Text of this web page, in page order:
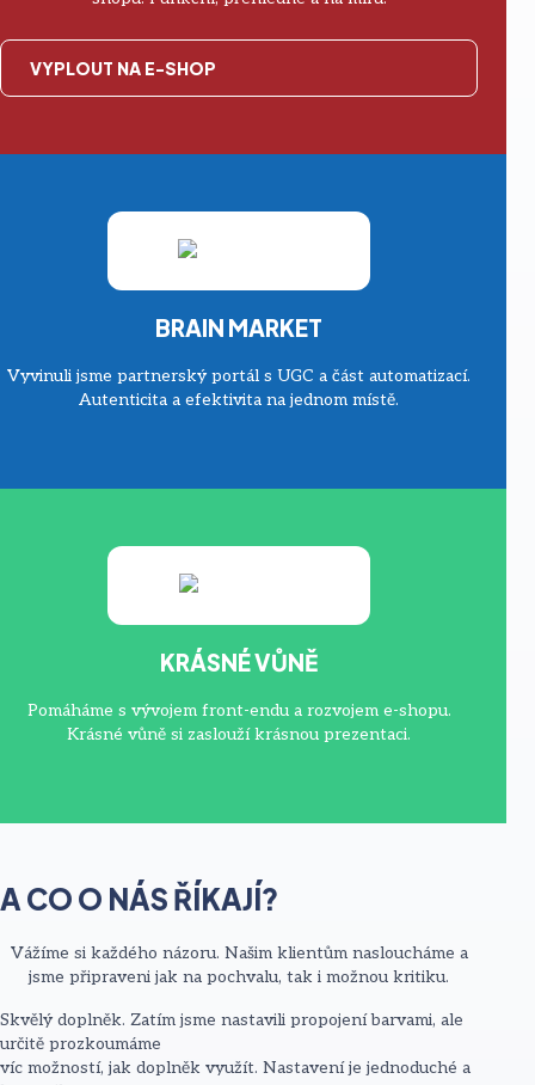
VYPLOUT NA E-SHOP
BRAIN MARKET
Vyvinuli jsme partnerský portál s UGC a část automatizací.
Autenticita a efektivita na jednom místě.
KRÁSNÉ VŮNĚ
Pomáháme s vývojem front-endu a rozvojem e-shopu.
Krásné vůně si zaslouží krásnou prezentaci.
A CO O NÁS ŘÍKAJÍ?
Vážíme si každého názoru. Našim klientům nasloucháme a
jsme připraveni jak na pochvalu, tak i možnou kritiku.
Skvělý doplněk. Zatím jsme nastavili propojení barvami, ale
určitě prozkoumáme
víc možností, jak doplněk využít. Nastavení je jednoduché a